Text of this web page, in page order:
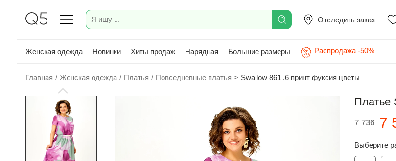
Отследить заказ
Женская одежда Новинки Хиты продаж Нарядная Большие размеры Распродажа -50%
Главная / Женская одежда / Платья / Повседневные платья > Swallow 861 .6 принт фуксия цветы
Платье
7 736 7
Выберите